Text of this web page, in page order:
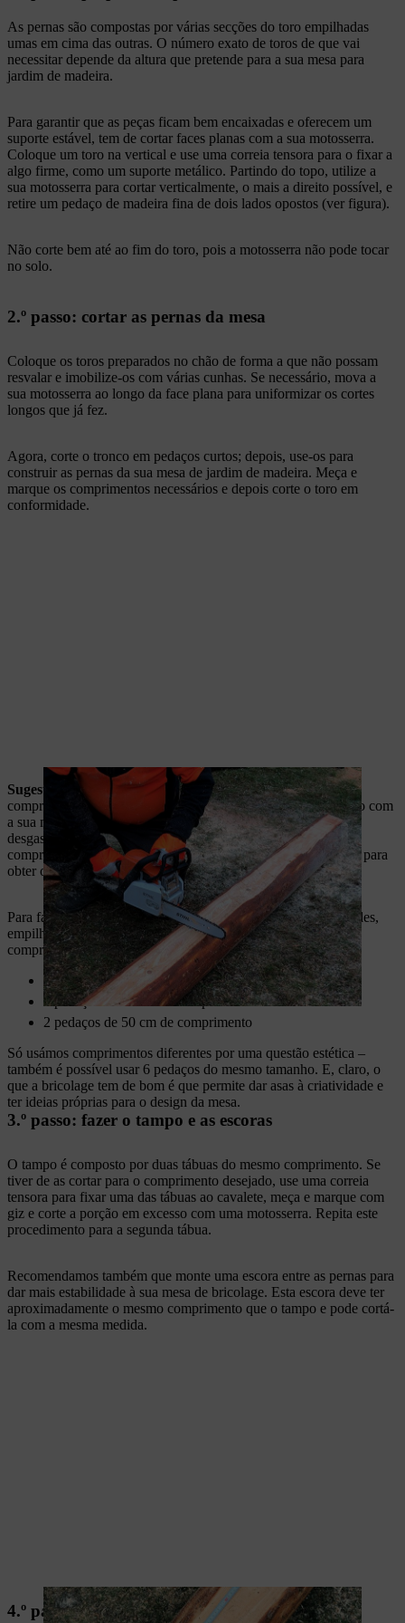
As pernas são compostas por várias secções do toro empilhadas
umas em cima das outras. O número exato de toros de que vai
necessitar depende da altura que pretende para a sua mesa para
jardim de madeira.
Para garantir que as peças ficam bem encaixadas e oferecem um
suporte estável, tem de cortar faces planas com a sua motosserra.
Coloque um toro na vertical e use uma correia tensora para o fixar a
algo firme, como um suporte metálico. Partindo do topo, utilize a
sua motosserra para cortar verticalmente, o mais a direito possível, e
retire um pedaço de madeira fina de dois lados opostos (ver figura).
Não corte bem até ao fim do toro, pois a motosserra não pode tocar
no solo.
2.º passo: cortar as pernas da mesa
Coloque os toros preparados no chão de forma a que não possam
resvalar e imobilize-os com várias cunhas. Se necessário, mova a
sua motosserra ao longo da face plana para uniformizar os cortes
longos que já fez.
Agora, corte o tronco em pedaços curtos; depois, use-os para
construir as pernas da sua mesa de jardim de madeira. Meça e
marque os comprimentos necessários e depois corte o toro em
conformidade.
Sugestão profissional da STIHL:
Ao cortar madeira para o
comprimento pretendido, certifique-se de que não toca no chão com
a sua motosserra, pois isso pode fazer com que a máquina se
desgaste prematuramente. Serre até cerca de três quartos do
comprimento do tronco, depois vire-o e serre pelo lado oposto para
obter o primeiro corte.
Para fazer as pernas desta mesa de bricolage para espaços verdes,
empilhamos, de cada lado, três pedaços de madeira de
comprimentos decrescentes:
2 pedaços de 60 cm de comprimento
2 pedaços de 55 cm de comprimento
2 pedaços de 50 cm de comprimento
Só usámos comprimentos diferentes por uma questão estética –
também é possível usar 6 pedaços do mesmo tamanho. E, claro, o
que a bricolage tem de bom é que permite dar asas à criatividade e
ter ideias próprias para o design da mesa.
3.º passo: fazer o tampo e as escoras
O tampo é composto por duas tábuas do mesmo comprimento. Se
tiver de as cortar para o comprimento desejado, use uma correia
tensora para fixar uma das tábuas ao cavalete, meça e marque com
giz e corte a porção em excesso com uma motosserra. Repita este
procedimento para a segunda tábua.
Recomendamos também que monte uma escora entre as pernas para
dar mais estabilidade à sua mesa de bricolage. Esta escora deve ter
aproximadamente o mesmo comprimento que o tampo e pode cortá-
la com a mesma medida.
4.º passo: fazer entalhes para a escora